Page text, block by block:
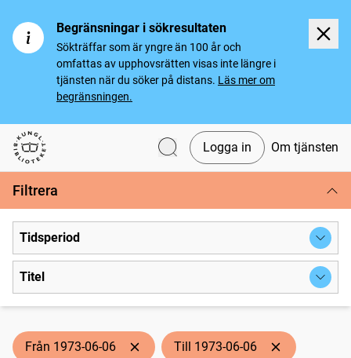
Begränsningar i sökresultaten
Sökträffar som är yngre än 100 år och
omfattas av upphovsrätten visas inte längre i
tjänsten när du söker på distans. Läs mer om
begränsningen.
Svenska tidningar
Logga in Om tjänsten
Filtrera
Tidsperiod
Titel
Från 1973-06-06 Till 1973-06-06